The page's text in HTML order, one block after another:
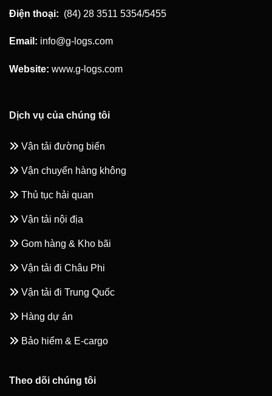
Điện thoại: (84) 28 3511 5354/5455
Email: info@g-logs.com
Website: www.g-logs.com
Dịch vụ của chúng tôi
Vận tải đường biển
Vận chuyển hàng không
Thủ tục hải quan
Vận tải nội địa
Gom hàng & Kho bãi
Vận tải đi Châu Phi
Vận tải đi Trung Quốc
Hàng dự án
Bảo hiểm & E-cargo
Theo dõi chúng tôi